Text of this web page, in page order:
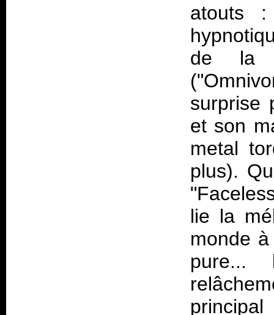
atouts
de la
surprise
et son
metal
plus).
lie la
monde
pure...